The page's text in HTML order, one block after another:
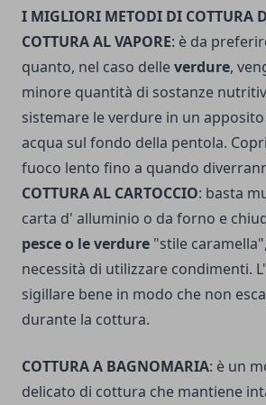
I MIGLIORI METODI DI COTTURA
COTTURA AL VAPORE: è da
quanto, nel caso delleverdure,
minore quantità di sostanze
sistemare le verdure in un
acqua sul fondo della pentola.
fuoco lento fino a quando
COTTURA AL CARTOCCIO: basta
carta d' alluminio o da forno e
pesce o le verdure "stile
necessità di utilizzare condimenti.
sigillare bene in modo che non
durante la cottura.
COTTURA A BAGNOMARIA: è un
delicato di cottura che mantiene